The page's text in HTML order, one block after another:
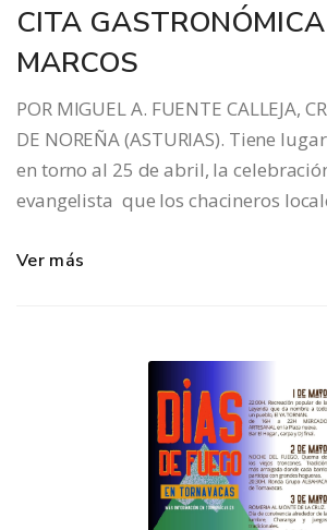
CITA
MARCOS
POR MIGUEL A. FUENTE CALLEJA,
DE NOREÑA (ASTURIAS). Tiene
en torno al 25 de abril, la
evangelista que los chacineros
Ver más